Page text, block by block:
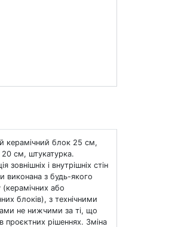
керамічний блок 25 см,
20 см, штукатурка.
зовнішніх і внутрішніх стін
виконана з будь-якого
(керамічних або
блоків), з технічними
не нижчими за ті, що
в проєктних рішеннях. Зміна